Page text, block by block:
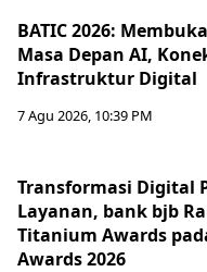
BATIC 2026:
Masa Depan AI,
Infrastruktur Digital
7 Agu 2026, 10:39 PM
Transformasi Digital
Layanan, bank bjb
Titanium Awards
Awards 2026